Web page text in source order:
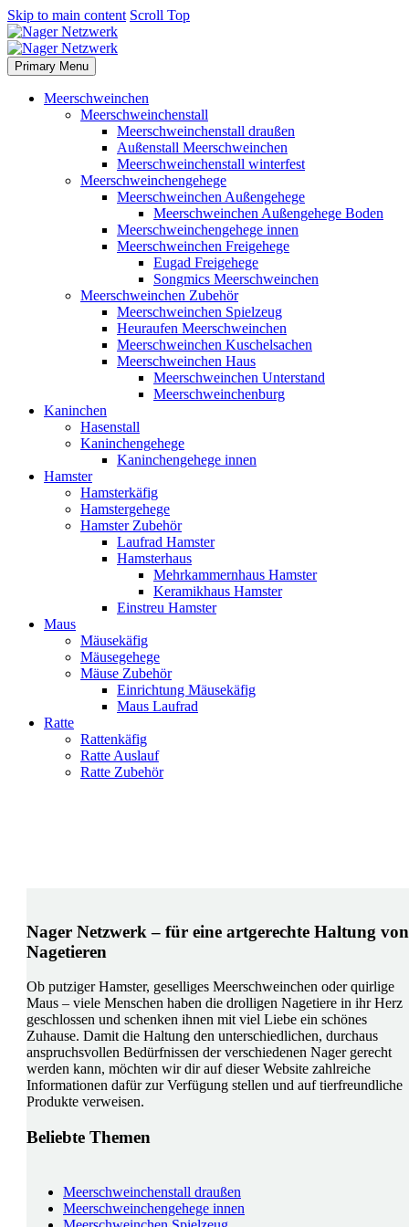
Skip to main content Scroll Top
Primary Menu
Meerschweinchen
Meerschweinchenstall
Meerschweinchenstall draußen
Außenstall Meerschweinchen
Meerschweinchenstall winterfest
Meerschweinchengehege
Meerschweinchen Außengehege
Meerschweinchen Außengehege Boden
Meerschweinchengehege innen
Meerschweinchen Freigehege
Eugad Freigehege
Songmics Meerschweinchen
Meerschweinchen Zubehör
Meerschweinchen Spielzeug
Heuraufen Meerschweinchen
Meerschweinchen Kuschelsachen
Meerschweinchen Haus
Meerschweinchen Unterstand
Meerschweinchenburg
Kaninchen
Hasenstall
Kaninchengehege
Kaninchengehege innen
Hamster
Hamsterkäfig
Hamstergehege
Hamster Zubehör
Laufrad Hamster
Hamsterhaus
Mehrkammernhaus Hamster
Keramikhaus Hamster
Einstreu Hamster
Maus
Mäusekäfig
Mäusegehege
Mäuse Zubehör
Einrichtung Mäusekäfig
Maus Laufrad
Ratte
Rattenkäfig
Ratte Auslauf
Ratte Zubehör
Nager Netzwerk – für eine artgerechte Haltung von
Nagetieren
Ob putziger Hamster, geselliges Meerschweinchen oder quirlige
Maus – viele Menschen haben die drolligen Nagetiere in ihr Herz
geschlossen und schenken ihnen mit viel Liebe ein schönes
Zuhause. Damit die Haltung den unterschiedlichen, durchaus
anspruchsvollen Bedürfnissen der verschiedenen Nager gerecht
werden kann, möchten wir dir auf dieser Website zahlreiche
Informationen dafür zur Verfügung stellen und auf tierfreundliche
Produkte verweisen.
Beliebte Themen
Meerschweinchenstall draußen
Meerschweinchengehege innen